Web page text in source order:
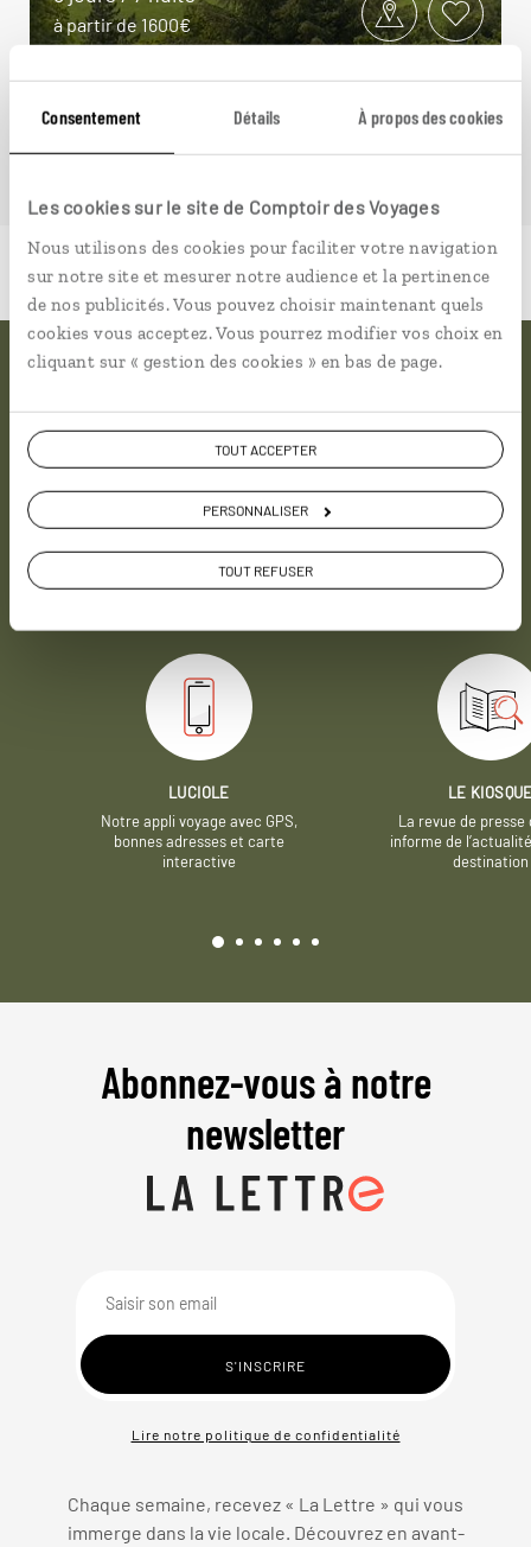
Consentement Détails À propos des cookies
Les cookies sur le site de Comptoir des Voyages
Nous utilisons des cookies pour faciliter votre navigation
sur notre site et mesurer notre audience et la pertinence
de nos publicités. Vous pouvez choisir maintenant quels
cookies vous acceptez. Vous pourrez modifier vos choix en
cliquant sur « gestion des cookies » en bas de page.
TOUT ACCEPTER
PERSONNALISER
TOUT REFUSER
à partir de 1600€
Pourquoi voyager avec
nous
Soyons honnête, nous ne sommes pas les seuls
avons quelques atouts qui font
LUCIOLE
Notre appli voyage avec GPS,
bonnes adresses et carte
interactive
LE
La revue de presse
informe de
destination
Abonnez-vous à notre
newsletter
Lire notre politique de confidentialité
Chaque semaine, recevez « La Lettre » qui vous
immerge dans la vie locale. Découvrez en avant-